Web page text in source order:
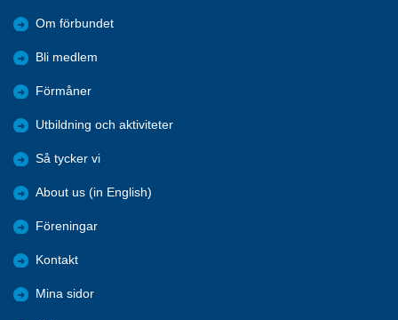
Om förbundet
Bli medlem
Förmåner
Utbildning och aktiviteter
Så tycker vi
About us (in English)
Föreningar
Kontakt
Mina sidor